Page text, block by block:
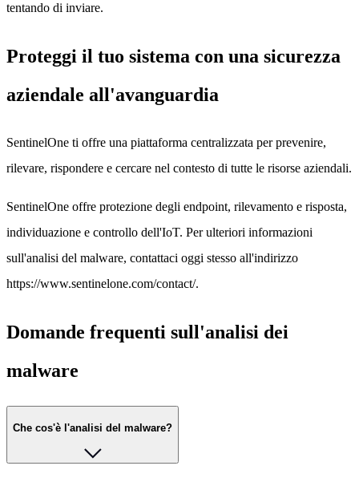
tentando di inviare.
Proteggi il tuo sistema con una sicurezza
aziendale all'avanguardia
SentinelOne ti offre una piattaforma centralizzata per prevenire,
rilevare, rispondere e cercare nel contesto di tutte le risorse aziendali.
SentinelOne offre protezione degli endpoint, rilevamento e risposta,
individuazione e controllo dell'IoT. Per ulteriori informazioni
sull'analisi del malware, contattaci oggi stesso all'indirizzo
https://www.sentinelone.com/contact/.
Domande frequenti sull'analisi dei
malware
Che cos'è l'analisi del malware?